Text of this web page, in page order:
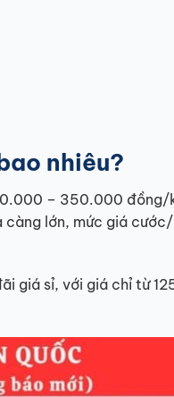
nhiêu?
– 350.000 đồng/
càng lớn, mức giá
giá sỉ, với giá chỉ từ